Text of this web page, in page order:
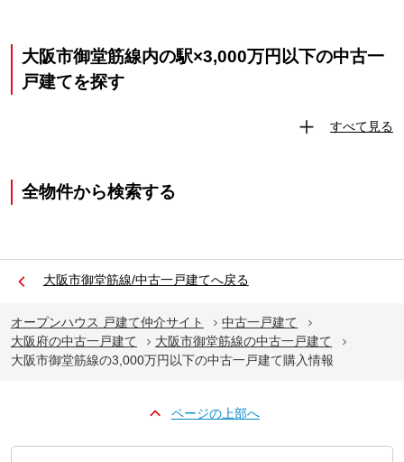
大阪市御堂筋線内の駅×3,000万円以下の中古一
戸建てを探す
すべて見る
全物件から検索する
大阪市御堂筋線/中古一戸建てへ戻る
オープンハウス 戸建て仲介サイト
中古一戸建て
大阪府の中古一戸建て
大阪市御堂筋線の中古一戸建て
大阪市御堂筋線の3,000万円以下の中古一戸建て購入情報
ページの上部へ